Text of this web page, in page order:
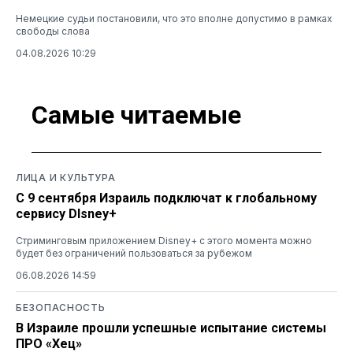
Немецкие судьи постановили, что это вполне допустимо в рамках
свободы слова
04.08.2026 10:29
Самые читаемые
ЛИЦА И КУЛЬТУРА
С 9 сентября Израиль подключат к глобальному
сервису DIsney+
Стриминговым приложением Disney+ с этого момента можно
будет без ограничений пользоваться за рубежом
06.08.2026 14:59
БЕЗОПАСНОСТЬ
В Израиле прошли успешные испытание системы
ПРО «Хец»